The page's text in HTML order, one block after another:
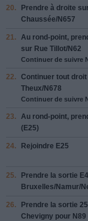
20. Prendre à droite
Chaussée/N657
21. Au rond-point,
sur Rue Tillot/N62
Continuer de suivre
22. Continuer tout
Theux/N678
Continuer de suivre
23. Au rond-point,
(E25)
24. Rejoindre E25
25. Prendre la sortie
Bruxelles/Namur/
26. Prendre la sortie
Chevigny pour N89